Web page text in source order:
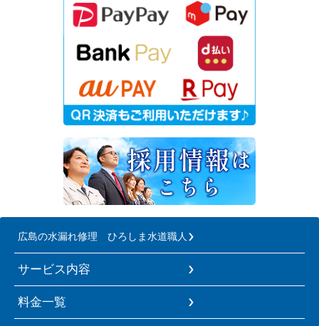
広島の水漏れ修理 ひろしま水道職人
サービス内容
料金一覧